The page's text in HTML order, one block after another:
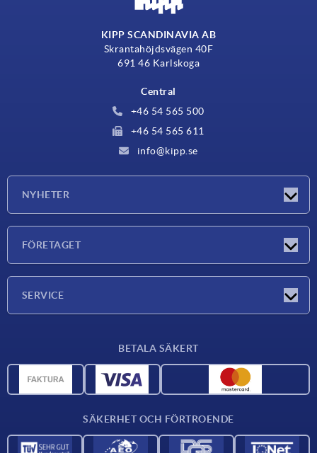
KIPP SCANDINAVIA AB
Skrantahöjdsvägen 40F
691 46 Karlskoga
Central
+46 54 565 500
+46 54 565 611
info@kipp.se
NYHETER
FÖRETAGET
SERVICE
CAD-data
BETALA SÄKERT
SÄKERHET OCH FÖRTROENDE